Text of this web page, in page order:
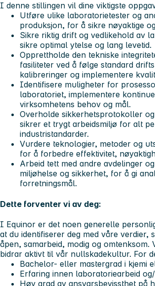
I denne stillingen vil dine viktigste
Utføre ulike laboratorietester og
produksjon, for å sikre nøyaktige
Sikre riktig drift og vedlikehold av
sikre optimal ytelse og lang levetid.
Opprettholde den tekniske
fasiliteter ved å følge standard
kalibreringer og implementere
Identifisere muligheter for
laboratoriet, implementere
virksomhetens behov og mål.
Overholde sikkerhetsprotokoller
sikrer et trygt arbeidsmiljø for alt
industristandarder.
Vurdere teknologier, metoder og
for å forbedre effektivitet,
Arbeid tett med andre avdelinger
miljøhelse og sikkerhet, for å gi
forretningsmål.
Dette forventer vi av deg:
I Equinor er det noen generelle
at du identifiserer deg med våre
åpen, samarbeid, modig og
bidrar aktivt til vår nullskadekultur. For
Bachelor- eller mastergrad i kjemi
Erfaring innen laboratoriearbeid
Høy grad av ansvarsbevissthet på